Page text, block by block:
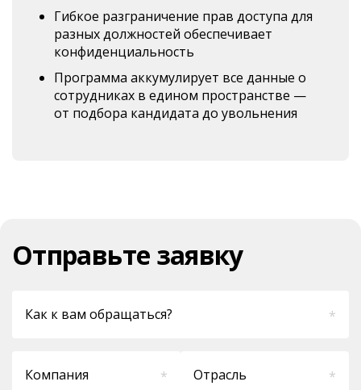
Гибкое разграничение прав доступа для
разных должностей обеспечивает
конфиденциальность
Программа аккумулирует все данные о
сотрудниках в едином пространстве —
от подбора кандидата до увольнения
Отправьте заявку
*
* *